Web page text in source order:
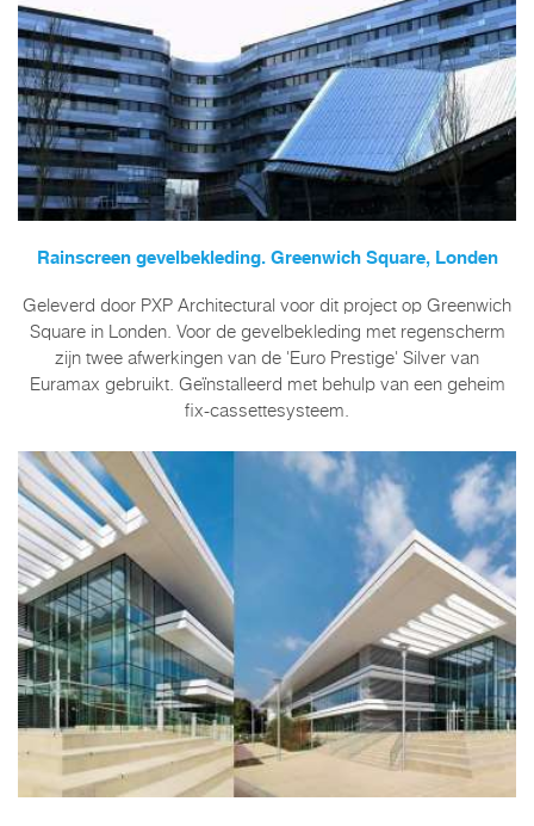
Rainscreen gevelbekleding. Greenwich Square, Londen
Geleverd door PXP Architectural voor dit project op Greenwich
Square in Londen. Voor de gevelbekleding met regenscherm
zijn twee afwerkingen van de 'Euro Prestige' Silver van
Euramax gebruikt. Geïnstalleerd met behulp van een geheim
fix-cassettesysteem.